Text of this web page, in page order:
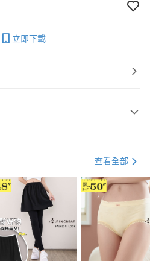
立即下載
查看全部